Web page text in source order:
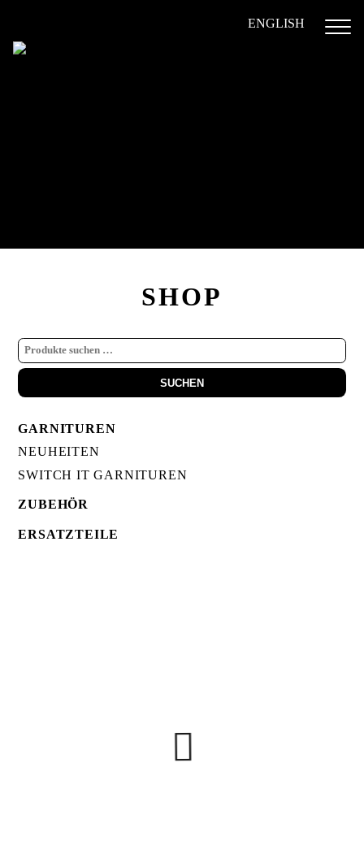
ENGLISH
SHOP
SUCHEN
GARNITUREN
NEUHEITEN
SWITCH IT GARNITUREN
ZUBEHÖR
ERSATZTEILE